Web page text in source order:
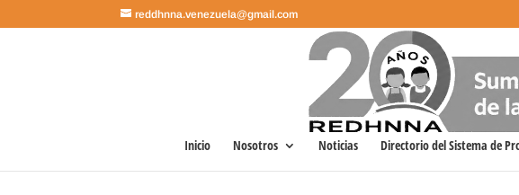
reddhnna.venezuela@gmail.com
Inicio Nosotros Noticias Directorio del Sistema de